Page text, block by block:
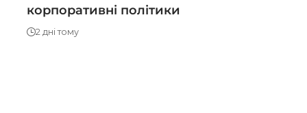
корпоративні політики
2 дні тому